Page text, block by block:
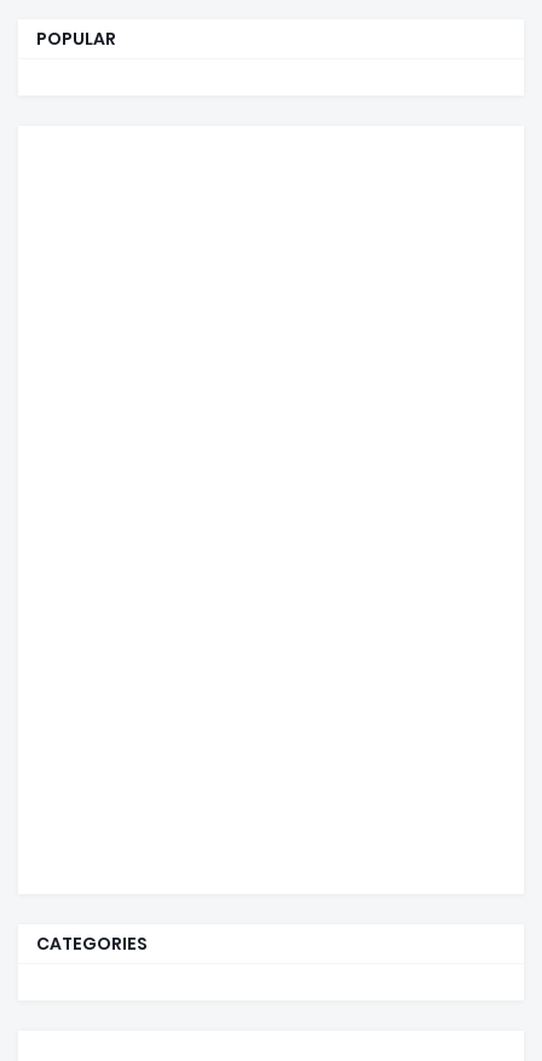
POPULAR
CATEGORIES